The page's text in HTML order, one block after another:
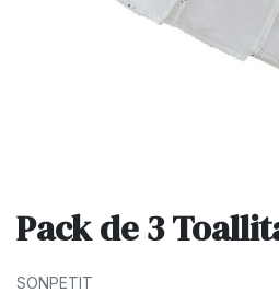
Pack de 3
SONPETIT